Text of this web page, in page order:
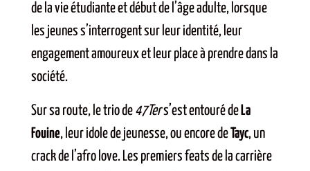
de la vie étudiante et début de l’âge adulte, lorsque
les jeunes s’interrogent sur leur identité, leur
engagement amoureux et leur place à prendre dans la
société.
Sur sa route, le trio de 47Ters’est entouré de La
Fouine, leur idole de jeunesse, ou encore deTayc, un
crack de l’afro love. Les premiers feats de la carrière